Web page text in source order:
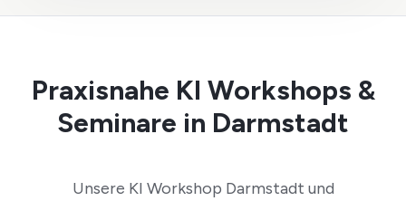
Praxisnahe KI Workshops &
Seminare in Darmstadt
Unsere KI Workshop Darmstadt und